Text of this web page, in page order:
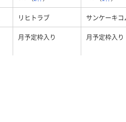
リヒトラブ サンケーキコ
月予定枠入り 月予定枠入り